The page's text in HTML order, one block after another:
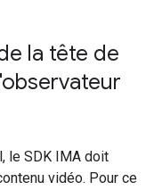
la tête de
le SDK IMA doit
vidéo. Pour ce